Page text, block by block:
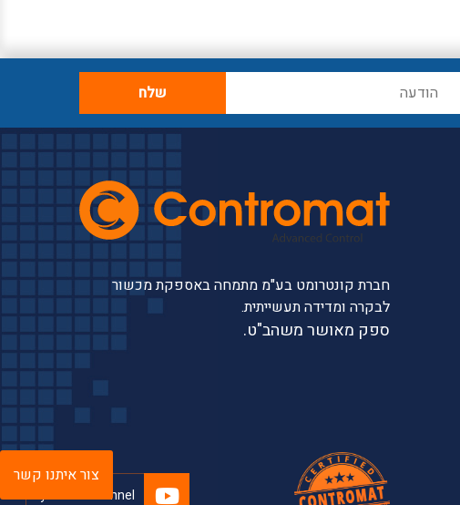
צור איתנו קשר
חברת קונטרומט בע"מ מתמחה באספקת מכשור
לבקרה ומדידה תעשייתית.
ספק מאושר משהב"ט.
youtube channel